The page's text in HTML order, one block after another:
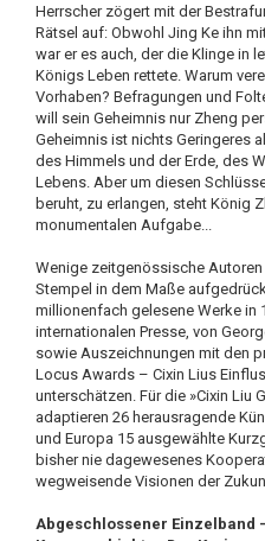
Herrscher zögert mit der
Rätsel auf: Obwohl Jing Ke ihn
war er es auch, der die Klinge in
Königs Leben rettete. Warum
Vorhaben? Befragungen und
will sein Geheimnis nur Zheng
Geheimnis ist nichts Geringeres
des Himmels und der Erde, des
Lebens. Aber um diesen
beruht, zu erlangen, steht König
monumentalen Aufgabe...
Wenige zeitgenössische
Stempel in dem Maße
millionenfach gelesene Werke in
internationalen Presse, von
sowie Auszeichnungen mit den
Locus Awards – Cixin Lius
unterschätzen. Für die »Cixin Liu
adaptieren 26 herausragende
und Europa 15 ausgewählte
bisher nie dagewesenes
wegweisende Visionen der
Abgeschlossener Einzelband